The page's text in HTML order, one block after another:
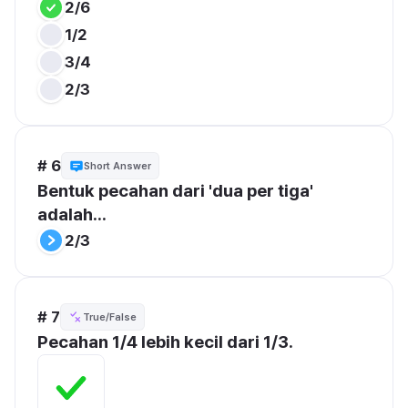
2/6
1/2
3/4
2/3
# 6 Short Answer
Bentuk pecahan dari 'dua per tiga'
adalah...
2/3
# 7 True/False
Pecahan 1/4 lebih kecil dari 1/3.